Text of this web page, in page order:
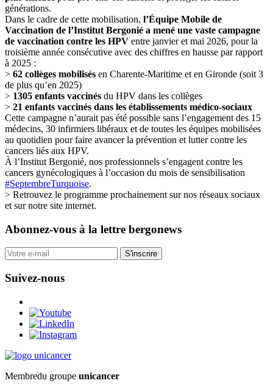
générations.
Dans le cadre de cette mobilisation, l’Équipe Mobile de
Vaccination de l’Institut Bergonié a mené une vaste campagne
de vaccination contre les HPV entre janvier et mai 2026, pour la
troisième année consécutive avec des chiffres en hausse par rapport
à 2025 :
> 62 collèges mobilisés en Charente-Maritime et en Gironde (soit 3
de plus qu’en 2025)
> 1305 enfants vaccinés du HPV dans les collèges
> 21 enfants vaccinés dans les établissements médico-sociaux
Cette campagne n’aurait pas été possible sans l’engagement des 15
médecins, 30 infirmiers libéraux et de toutes les équipes mobilisées
au quotidien pour faire avancer la prévention et lutter contre les
cancers liés aux HPV.
À l’Institut Bergonié, nos professionnels s’engagent contre les
cancers gynécologiques à l’occasion du mois de sensibilisation
#SeptembreTurquoise.
> Retrouvez le programme prochainement sur nos réseaux sociaux
et sur notre site internet.
Abonnez-vous à la lettre bergonews
S'inscrire
Suivez-nous
Membredu groupe unicancer